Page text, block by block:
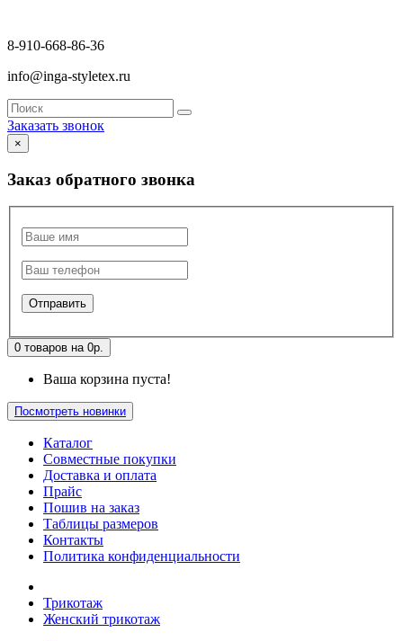
8-910-668-86-36
info@inga-styletex.ru
Заказать звонок
×
Заказ обратного звонка
0 товаров на 0р.
Ваша корзина пуста!
Посмотреть новинки
Каталог
Совместные покупки
Доставка и оплата
Прайс
Пошив на заказ
Таблицы размеров
Контакты
Политика конфиденциальности
Трикотаж
Женский трикотаж